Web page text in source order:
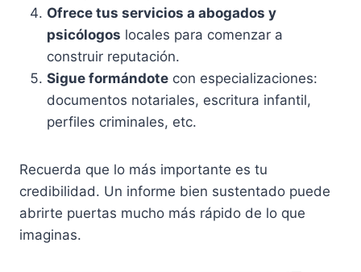
Ofrece tus servicios a abogados y
psicólogos locales para comenzar a
construir reputación.
Sigue formándote con especializaciones:
documentos notariales, escritura infantil,
perfiles criminales, etc.
Recuerda que lo más importante es tu
credibilidad. Un informe bien sustentado puede
abrirte puertas mucho más rápido de lo que
imaginas.